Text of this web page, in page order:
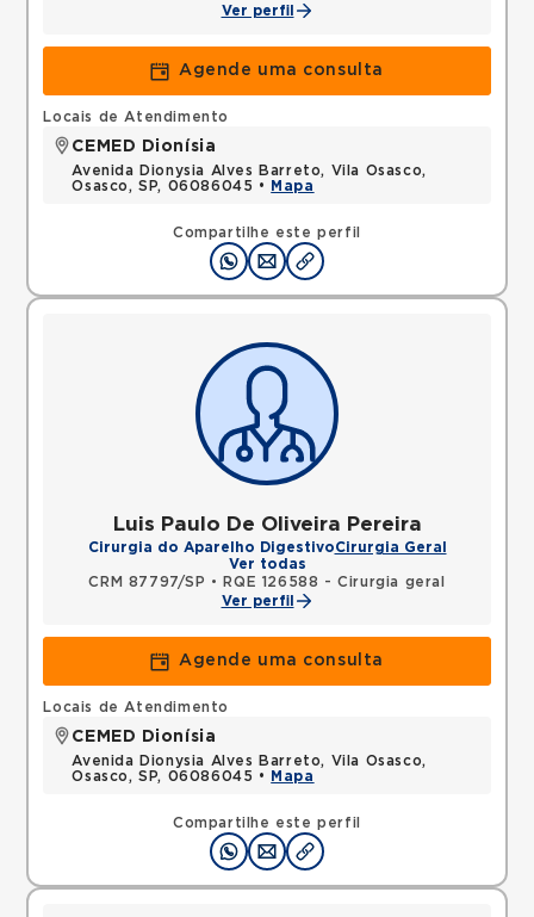
Ver perfil
Agende uma consulta
Compartilhe este perfil
Locais de Atendimento
CEMED Dionísia
Avenida Dionysia Alves Barreto, Vila Osasco,
Osasco, SP, 06086045 •
Mapa
Luis Paulo De Oliveira Pereira
Cirurgia do Aparelho DigestivoCirurgia Geral
Ver todas
CRM 87797/SP •
RQE 126588 - Cirurgia geral
Ver perfil
Agende uma consulta
Compartilhe este perfil
Locais de Atendimento
CEMED Dionísia
Avenida Dionysia Alves Barreto, Vila Osasco,
Osasco, SP, 06086045 •
Mapa